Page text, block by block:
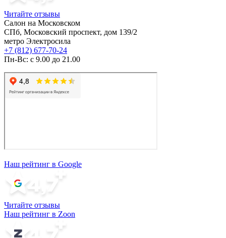
Читайте отзывы
Салон на Московском
СПб, Московский проспект, дом 139/2
метро Электросила
+7 (812) 677-70-24
Пн-Вс: с 9.00 до 21.00
Наш рейтинг в Google
Читайте отзывы
Наш рейтинг в Zoon